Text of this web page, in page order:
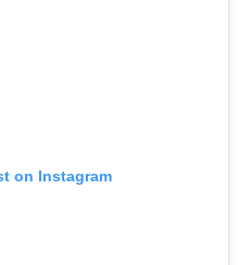
on Instagram